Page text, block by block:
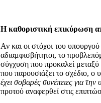
Η καθοριστική επικύρωση
Αν και οι στόχοι του
αδιαμφισβήτητοι, το
σύγχυση που προκαλεί
που παρουσιάζει το σχέδιο, ο
έχει σοβαρές συνέπειες για την
προτού αναφερθεί στις